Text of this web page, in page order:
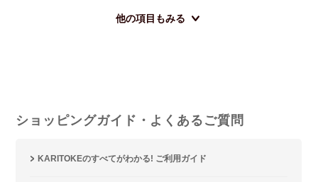
他の項目もみる
ショッピングガイド・よくあるご質問
KARITOKEのすべてがわかる! ご利用ガイド